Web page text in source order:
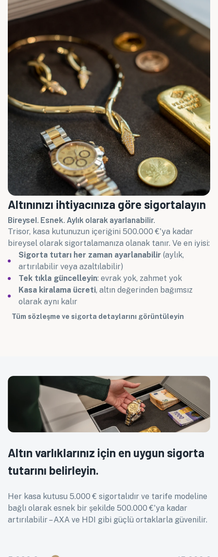
Altınınızı ihtiyacınıza göre sigortalayın
Bireysel. Esnek. Aylık olarak ayarlanabilir.
Trisor, kasa kutunuzun içeriğini 500.000 €'ya kadar
bireysel olarak sigortalamanıza olanak tanır. Ve en iyisi:
Sigorta tutarı her zaman ayarlanabilir (aylık,
artırılabilir veya azaltılabilir)
Tek tıkla güncelleyin: evrak yok, zahmet yok
Kasa kiralama ücreti, altın değerinden bağımsız
olarak aynı kalır
Tüm sözleşme ve sigorta detaylarını görüntüleyin
Altın varlıklarınız için en uygun sigorta
tutarını belirleyin.
Her kasa kutusu 5.000 € sigortalıdır ve tarife modeline
bağlı olarak esnek bir şekilde 500.000 €'ya kadar
artırılabilir – AXA ve HDI gibi güçlü ortaklarla güvenilir.